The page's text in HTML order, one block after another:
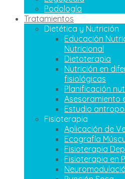
Podología
Tratamientos
Dietética y Nutrición
Educación
Nutricional
Dietoterapia
Nutrición en
fisiológicas
Planificación
Asesoramiento
Estudio
Fisioterapia
Aplicación de
Ecografía
Fisioterapia
Fisioterapia en